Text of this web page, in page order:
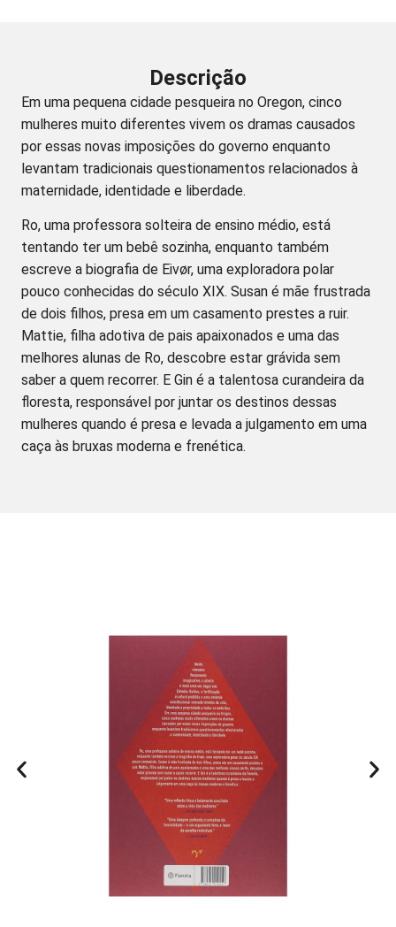
Descrição
Em uma pequena cidade pesqueira no Oregon, cinco
mulheres muito diferentes vivem os dramas causados
por essas novas imposições do governo enquanto
levantam tradicionais questionamentos relacionados à
maternidade, identidade e liberdade.
Ro, uma professora solteira de ensino médio, está
tentando ter um bebê sozinha, enquanto também
escreve a biografia de Eivør, uma exploradora polar
pouco conhecidas do século XIX. Susan é mãe frustrada
de dois filhos, presa em um casamento prestes a ruir.
Mattie, filha adotiva de pais apaixonados e uma das
melhores alunas de Ro, descobre estar grávida sem
saber a quem recorrer. E Gin é a talentosa curandeira da
floresta, responsável por juntar os destinos dessas
mulheres quando é presa e levada a julgamento em uma
caça às bruxas moderna e frenética.